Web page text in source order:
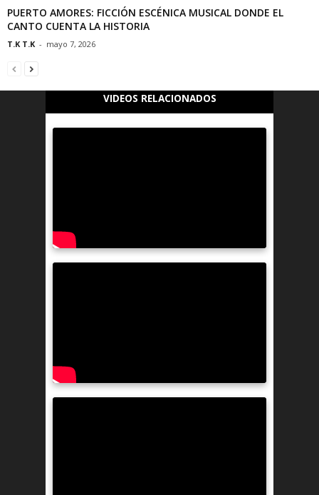
PUERTO AMORES: FICCIÓN ESCÉNICA MUSICAL DONDE EL
CANTO CUENTA LA HISTORIA
T.K T.K - mayo 7, 2026
VIDEOS RELACIONADOS